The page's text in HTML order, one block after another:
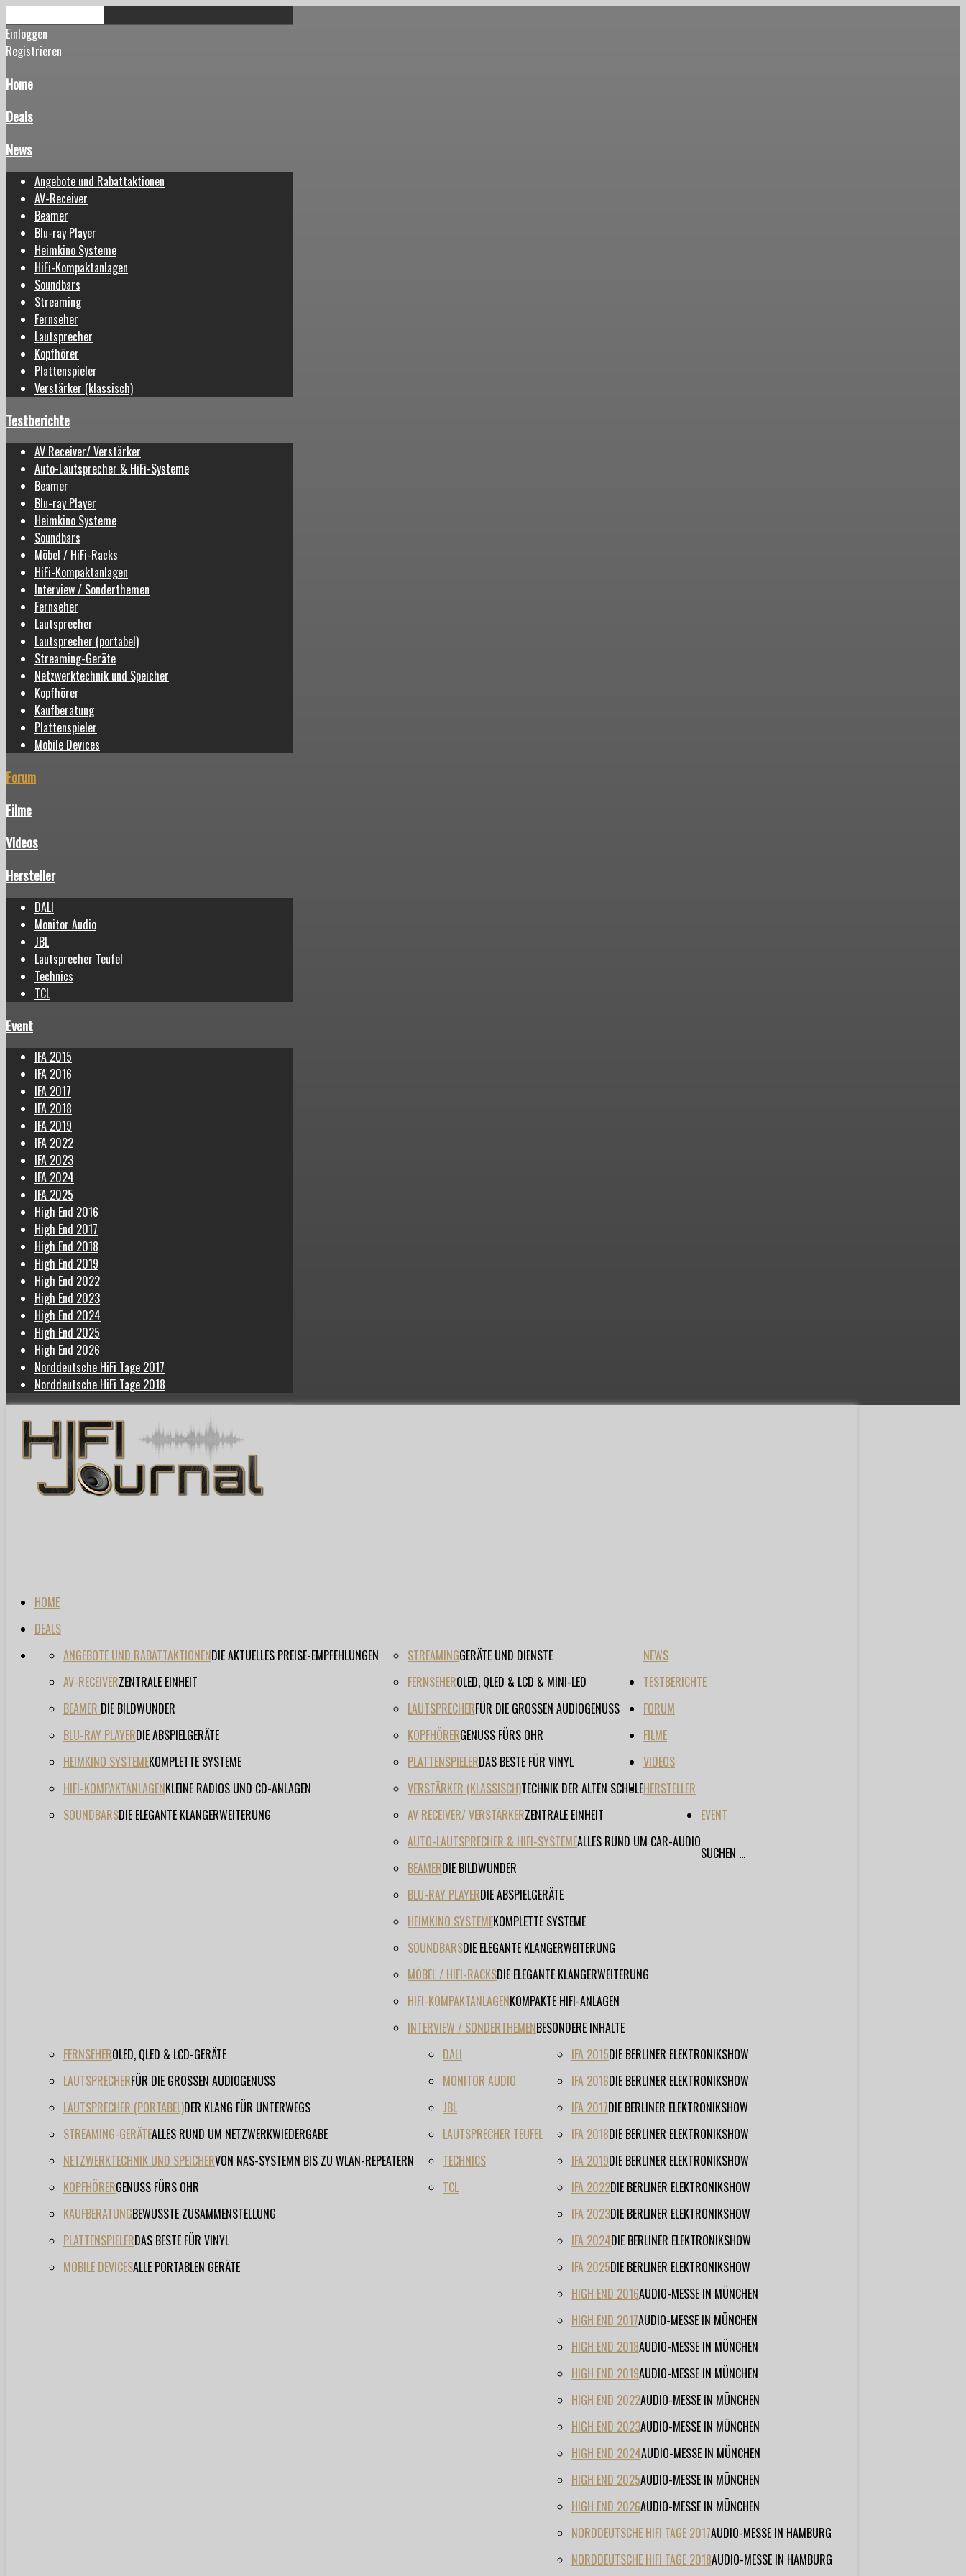
Einloggen
Registrieren
Home
Deals
News
Angebote und Rabattaktionen
AV-Receiver
Beamer
Blu-ray Player
Heimkino Systeme
HiFi-Kompaktanlagen
Soundbars
Streaming
Fernseher
Lautsprecher
Kopfhörer
Plattenspieler
Verstärker (klassisch)
Testberichte
AV Receiver/ Verstärker
Auto-Lautsprecher & HiFi-Systeme
Beamer
Blu-ray Player
Heimkino Systeme
Soundbars
Möbel / HiFi-Racks
HiFi-Kompaktanlagen
Interview / Sonderthemen
Fernseher
Lautsprecher
Lautsprecher (portabel)
Streaming-Geräte
Netzwerktechnik und Speicher
Kopfhörer
Kaufberatung
Plattenspieler
Mobile Devices
Forum
Filme
Videos
Hersteller
DALI
Monitor Audio
JBL
Lautsprecher Teufel
Technics
TCL
Event
IFA 2015
IFA 2016
IFA 2017
IFA 2018
IFA 2019
IFA 2022
IFA 2023
IFA 2024
IFA 2025
High End 2016
High End 2017
High End 2018
High End 2019
High End 2022
High End 2023
High End 2024
High End 2025
High End 2026
Norddeutsche HiFi Tage 2017
Norddeutsche HiFi Tage 2018
HOME
DEALS
NEWS
ANGEBOTE UND RABATTAKTIONENDIE AKTUELLES PREISE-EMPFEHLUNGEN
AV-RECEIVERZENTRALE EINHEIT
BEAMER DIE BILDWUNDER
BLU-RAY PLAYERDIE ABSPIELGERÄTE
HEIMKINO SYSTEMEKOMPLETTE SYSTEME
HIFI-KOMPAKTANLAGENKLEINE RADIOS UND CD-ANLAGEN
SOUNDBARSDIE ELEGANTE KLANGERWEITERUNG
STREAMINGGERÄTE UND DIENSTE
FERNSEHEROLED, QLED & LCD & MINI-LED
LAUTSPRECHERFÜR DIE GROSSEN AUDIOGENUSS
KOPFHÖRERGENUSS FÜRS OHR
PLATTENSPIELERDAS BESTE FÜR VINYL
VERSTÄRKER (KLASSISCH)TECHNIK DER ALTEN SCHULE
TESTBERICHTE
AV RECEIVER/ VERSTÄRKERZENTRALE EINHEIT
AUTO-LAUTSPRECHER & HIFI-SYSTEMEALLES RUND UM CAR-AUDIO
BEAMERDIE BILDWUNDER
BLU-RAY PLAYERDIE ABSPIELGERÄTE
HEIMKINO SYSTEMEKOMPLETTE SYSTEME
SOUNDBARSDIE ELEGANTE KLANGERWEITERUNG
MÖBEL / HIFI-RACKSDIE ELEGANTE KLANGERWEITERUNG
HIFI-KOMPAKTANLAGENKOMPAKTE HIFI-ANLAGEN
INTERVIEW / SONDERTHEMENBESONDERE INHALTE
FERNSEHEROLED, QLED & LCD-GERÄTE
LAUTSPRECHERFÜR DIE GROSSEN AUDIOGENUSS
LAUTSPRECHER (PORTABEL)DER KLANG FÜR UNTERWEGS
STREAMING-GERÄTEALLES RUND UM NETZWERKWIEDERGABE
NETZWERKTECHNIK UND SPEICHERVON NAS-SYSTEMN BIS ZU WLAN-REPEATERN
KOPFHÖRERGENUSS FÜRS OHR
KAUFBERATUNGBEWUSSTE ZUSAMMENSTELLUNG
PLATTENSPIELERDAS BESTE FÜR VINYL
MOBILE DEVICESALLE PORTABLEN GERÄTE
FORUM
FILME
VIDEOS
HERSTELLER
DALI
MONITOR AUDIO
JBL
LAUTSPRECHER TEUFEL
TECHNICS
TCL
EVENT
IFA 2015DIE BERLINER ELEKTRONIKSHOW
IFA 2016DIE BERLINER ELEKTRONIKSHOW
IFA 2017DIE BERLINER ELEKTRONIKSHOW
IFA 2018DIE BERLINER ELEKTRONIKSHOW
IFA 2019DIE BERLINER ELEKTRONIKSHOW
IFA 2022DIE BERLINER ELEKTRONIKSHOW
IFA 2023DIE BERLINER ELEKTRONIKSHOW
IFA 2024DIE BERLINER ELEKTRONIKSHOW
IFA 2025DIE BERLINER ELEKTRONIKSHOW
HIGH END 2016AUDIO-MESSE IN MÜNCHEN
HIGH END 2017AUDIO-MESSE IN MÜNCHEN
HIGH END 2018AUDIO-MESSE IN MÜNCHEN
HIGH END 2019AUDIO-MESSE IN MÜNCHEN
HIGH END 2022AUDIO-MESSE IN MÜNCHEN
HIGH END 2023AUDIO-MESSE IN MÜNCHEN
HIGH END 2024AUDIO-MESSE IN MÜNCHEN
HIGH END 2025AUDIO-MESSE IN MÜNCHEN
HIGH END 2026AUDIO-MESSE IN MÜNCHEN
NORDDEUTSCHE HIFI TAGE 2017AUDIO-MESSE IN HAMBURG
NORDDEUTSCHE HIFI TAGE 2018AUDIO-MESSE IN HAMBURG
SUCHEN ...